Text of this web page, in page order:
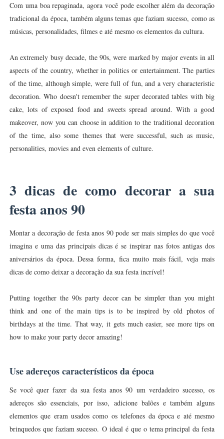
Com uma boa repaginada, agora você pode escolher além da decoração
tradicional da época, também alguns temas que faziam sucesso, como as
músicas, personalidades, filmes e até mesmo os elementos da cultura.
An extremely busy decade, the 90s, were marked by major events in all
aspects of the country, whether in politics or entertainment. The parties
of the time, although simple, were full of fun, and a very characteristic
decoration. Who doesn't remember the super decorated tables with big
cake, lots of exposed food and sweets spread around. With a good
makeover, now you can choose in addition to the traditional decoration
of the time, also some themes that were successful, such as music,
personalities, movies and even elements of culture.
3 dicas de como decorar a sua
festa anos 90
Montar a decoração de festa anos 90 pode ser mais simples do que você
imagina e uma das principais dicas é se inspirar nas fotos antigas dos
aniversários da época. Dessa forma, fica muito mais fácil, veja mais
dicas de como deixar a decoração da sua festa incrível!
Putting together the 90s party decor can be simpler than you might
think and one of the main tips is to be inspired by old photos of
birthdays at the time. That way, it gets much easier, see more tips on
how to make your party decor amazing!
Use adereços característicos da época
Se você quer fazer da sua festa anos 90 um verdadeiro sucesso, os
adereços são essenciais, por isso, adicione balões e também alguns
elementos que eram usados como os telefones da época e até mesmo
brinquedos que faziam sucesso.O ideal é que o tema principal da festa